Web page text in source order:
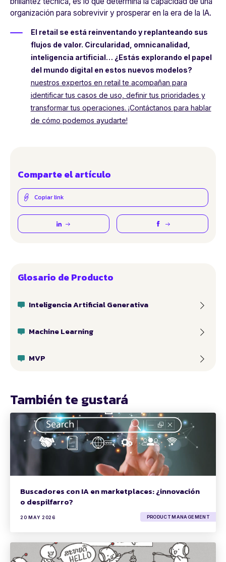
organización para sobrevivir y prosperar en la era de la IA.
El retail se está reinventando y replanteando sus
flujos de valor. Circularidad, omnicanalidad,
inteligencia artificial… ¿Estás explorando el papel
del mundo digital en estos nuevos modelos?
nuestros expertos en retail te acompañan para
identificar tus casos de uso, definir tus prioridades y
transformar tus operaciones. ¡Contáctanos para hablar
de cómo podemos ayudarte!
Comparte el artículo
Copiar link
Glosario de Producto
Inteligencia Artificial Generativa
Machine Learning
MVP
También te gustará
Buscadores con IA en marketplaces: ¿innovación
o despilfarro?
20 MAY 2026 PRODUCT MANAGEMENT